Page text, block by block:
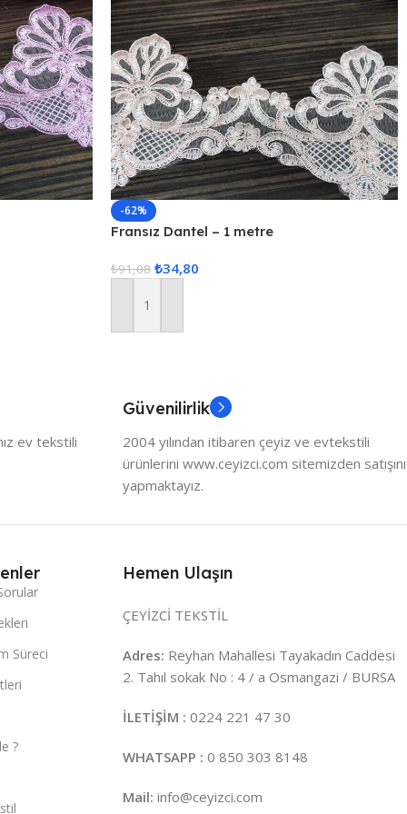
-62%
Fransız Dantel – 1 metre
₺91,08 ₺34,80
Sepete Ekle
ev tekstili
Güvenilirlik
2004 yılından itibaren çeyiz ve evtekstili
ürünlerini www.ceyizci.com sitemizden satışını
yapmaktayız.
Süreci
?
Hemen Ulaşın
ÇEYİZCİ TEKSTİL
Adres: Reyhan Mahallesi Tayakadın Caddesi
2. Tahıl sokak No : 4 / a Osmangazi / BURSA
İLETİŞİM : 0224 221 47 30
WHATSAPP : 0 850 303 8148
Mail: info@ceyizci.com